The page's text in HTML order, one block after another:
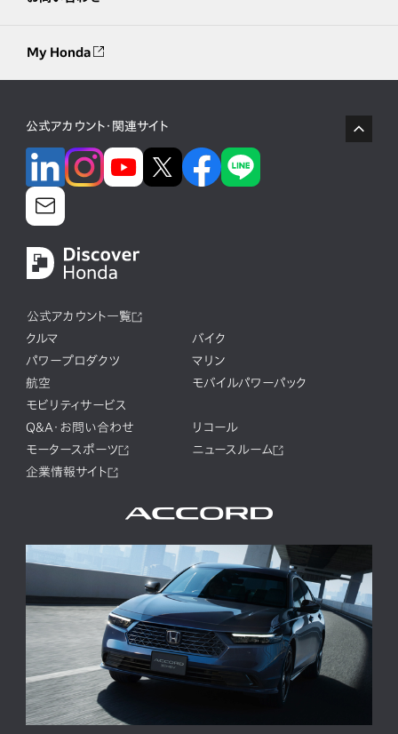
My Honda
公式アカウント・関連サイト
公式アカウント一覧
クルマ
バイク
パワープロダクツ
マリン
航空
モバイルパワーパック
モビリティサービス
Q&A・お問い合わせ
リコール
モータースポーツ
ニュースルーム
企業情報サイト